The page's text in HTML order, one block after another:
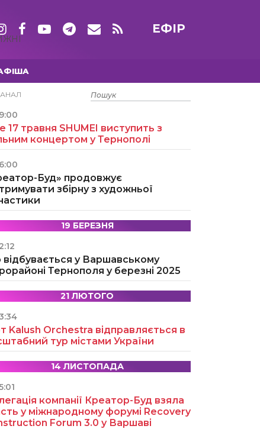
ЕФІР
15 ТРАВНЯ
17 травня SHUMEI виступить з
концертом у Тернополі
Буд» продовжує
збірну з художньої
19 БЕРЕЗНЯ
у Варшавському
Тернополя у березні 2025
21 ЛЮТОГО
Kalush Orchestra відправляється в
тур містами України
14 ЛИСТОПАДА
компанії Креатор-Буд взяла
у міжнародному форумі Recovery
Forum 3.0 у Варшаві